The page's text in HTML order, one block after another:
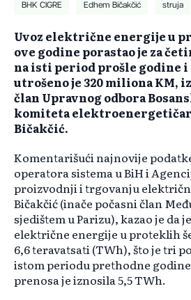
BHK CIGRE Edhem Bičakčić struja
Uvoz električne energije u
ove godine porastao je za
na isti period prošle godine i
utrošeno je 320 miliona KM,
član Upravnog odbora
komiteta
Bičakčić.
Komentarišući najnovije
operatora sistema u BiH i
proizvodnji i trgovanju
Bičakčić (inače počasni član
sjedištem u Parizu), kazao je da
električne energije u proteklih
6,6 teravatsati (TWh), što je tri
istom periodu prethodne
prenosa je iznosila 5,5 TWh.